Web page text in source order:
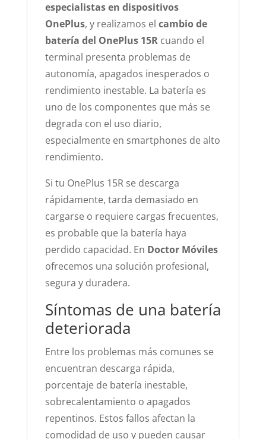
especialistas en dispositivos
OnePlus, y realizamos el cambio de
batería del OnePlus 15Rcuando el
terminal presenta problemas de
autonomía, apagados inesperados o
rendimiento inestable. La batería es
uno de los componentes que más se
degrada con el uso diario,
especialmente en smartphones de alto
rendimiento.
Si tu OnePlus 15R se descarga
rápidamente, tarda demasiado en
cargarse o requiere cargas frecuentes,
es probable que la batería haya
perdido capacidad. En Doctor Móviles
ofrecemos una solución profesional,
segura y duradera.
Síntomas de una batería
deteriorada
Entre los problemas más comunes se
encuentran descarga rápida,
porcentaje de batería inestable,
sobrecalentamiento o apagados
repentinos. Estos fallos afectan la
comodidad de uso y pueden causar